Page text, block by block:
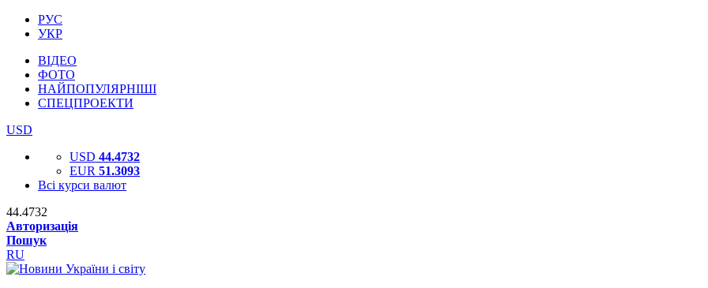
РУС
УКР
ВІДЕО
ФОТО
НАЙПОПУЛЯРНІШІ
СПЕЦПРОЕКТИ
USD
USD 44.4732
EUR 51.3093
Всі курси валют
44.4732
Авторизація
Пошук
RU